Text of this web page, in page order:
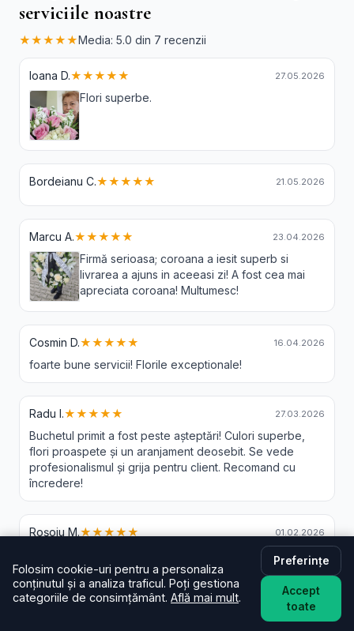
serviciile noastre
★★★★★Media: 5.0 din 7 recenzii
Ioana D.★★★★★ 27.05.2026
Flori superbe.
Bordeianu C.★★★★★ 21.05.2026
Marcu A.★★★★★ 23.04.2026
Firmă serioasa; coroana a iesit superb si
livrarea a ajuns in aceeasi zi! A fost cea mai
apreciata coroana! Multumesc!
Cosmin D.★★★★★ 16.04.2026
foarte bune servicii! Florile exceptionale!
Radu I.★★★★★ 27.03.2026
Buchetul primit a fost peste așteptări! Culori superbe,
flori proaspete și un aranjament deosebit. Se vede
profesionalismul și grija pentru client. Recomand cu
încredere!
Roșoiu M.★★★★★ 01.02.2026
Ela L.★★★★★ 30.11.2025
Cu scepticisme am comandat, dar ma surprins. Tot ce
este promis, s a si intamplat. In cateva ore livrat si
Folosim cookie-uri pentru a personaliza
conținutul și a analiza traficul. Poți gestiona
categoriile de consimțământ. Află mai mult.
Preferințe
Accept
toate